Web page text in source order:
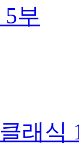
부
래식